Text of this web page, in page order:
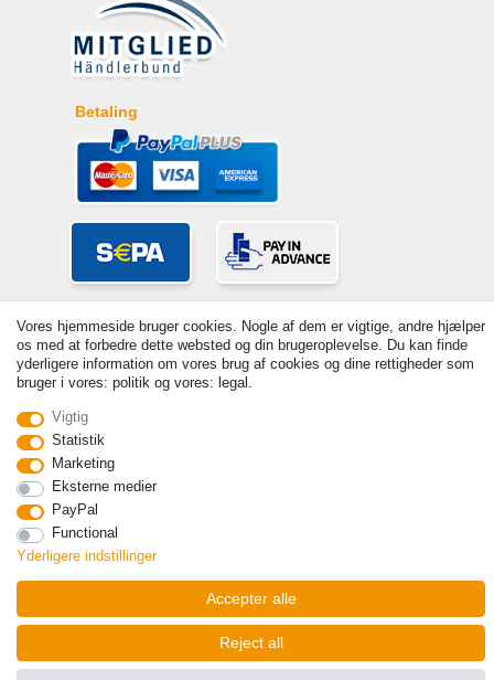
Betaling
© Copyright 2026 | Alle rettigheder forbeholdes. - Prices incl. VAT. 19%
VAT Basic prices see article detail | * Applies to deliveries to the UK!
Withdraw from contract here
Vores hjemmeside bruger cookies. Nogle af dem er vigtige, andre hjælper
os med at forbedre dette websted og din brugeroplevelse. Du kan finde
yderligere information om vores brug af cookies og dine rettigheder som
bruger i vores: politik og vores: legal.
Vigtig
Statistik
Marketing
Eksterne medier
PayPal
Functional
Yderligere indstillinger
Accepter alle
Reject all